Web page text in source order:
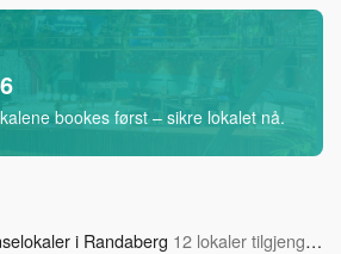
bookes først – sikre lokalet nå.
i Randaberg 12 lokaler tilgjengelig